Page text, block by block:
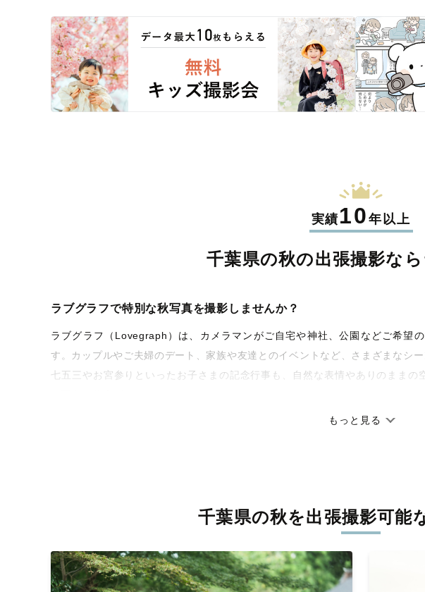
実績10年以上
千葉県の秋の出張撮影なら
ラブグラフで特別な秋写真を撮影しませんか？
ラブグラフ（Lovegraph）は、カメラマンがご自宅や神社、公園などご希望
す。カップルやご夫婦のデート、家族や友達とのイベントなど、さまざまなシー
七五三やお宮参りといったお子さまの記念行事も、自然な表情やありのままの
丁寧なレタッチで思い出を美しく仕上げます
きっと「こんな写真を撮ってほしかった！」と思える一枚に出会えます。まずは
もっと見る
千葉県の秋を出張撮影可能